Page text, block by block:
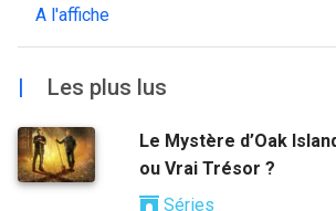
A l'affiche
| Les plus lus
Le Mystère d’Oak
ou Vrai Trésor ?
Séries